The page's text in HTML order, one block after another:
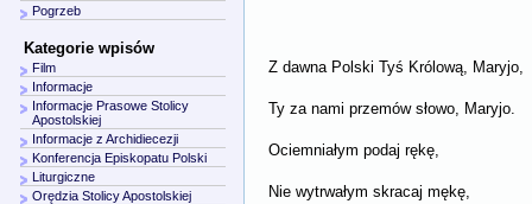
Z dawna Polski Tyś Królową, Maryjo,
Ty za nami przemów słowo, Maryjo.
Ociemniałym podaj rękę,
Nie wytrwałym skracaj mękę,
Pogrzeb
Kategorie wpisów
Film
Informacje
Informacje Prasowe Stolicy
Apostolskiej
Informacje z Archidiecezji
Konferencja Episkopatu Polski
Liturgiczne
Orędzia Stolicy Apostolskiej